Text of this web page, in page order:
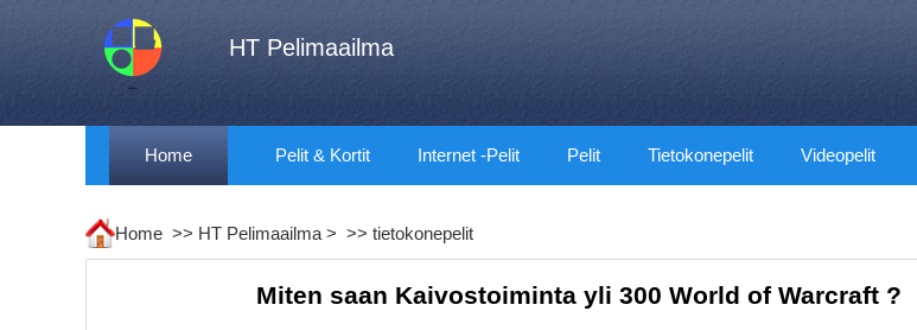
HT Pelimaailma
Home Pelit & Kortit Internet -pelit Pelit Tietokonepelit Videopelit
Home >> HT Pelimaailma > >> tietokonepelit
Miten saan Kaivostoiminta yli 300 World of Warcraft ?